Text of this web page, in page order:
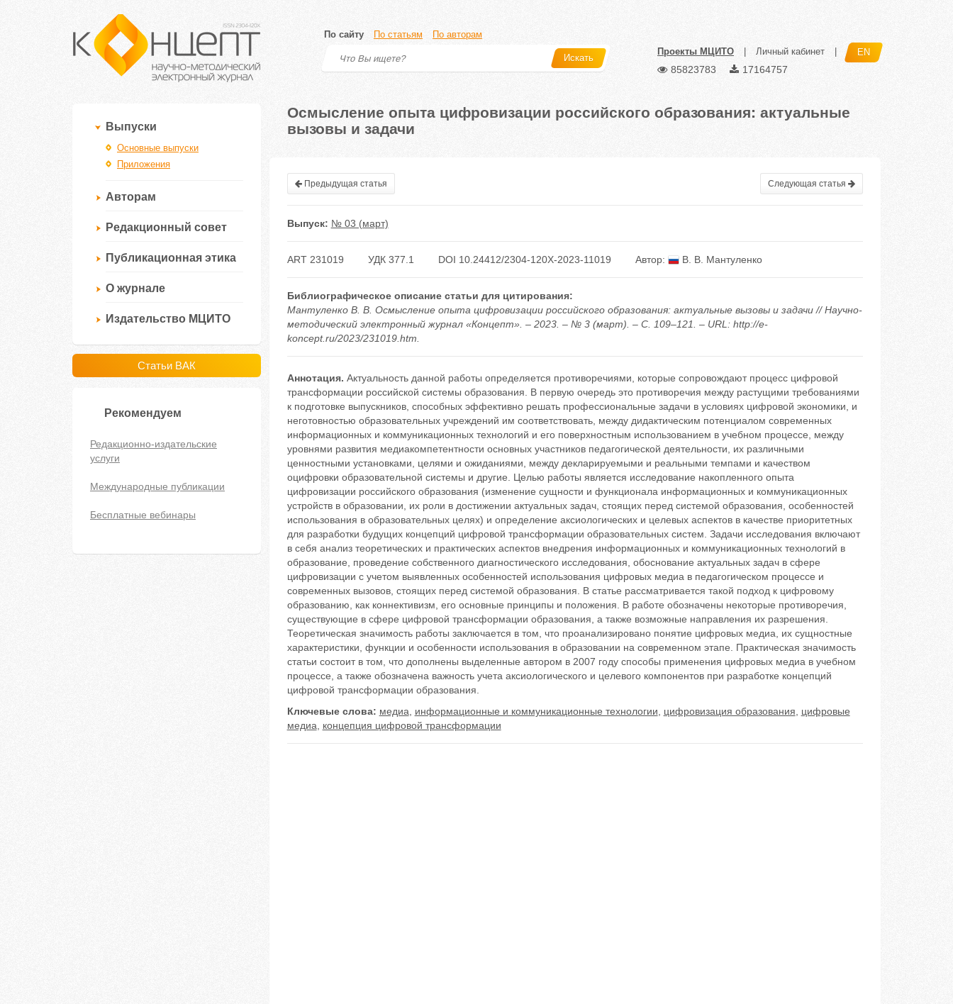
По сайту По статьям По авторам
Искать
Проекты МЦИТО Личный кабинет EN
85823783 17164757
Выпуски
Основные выпуски
Приложения
Авторам
Редакционный совет
Публикационная этика
О журнале
Издательство МЦИТО
Статьи ВАК
Рекомендуем
Редакционно-издательские
услуги
Международные публикации
Бесплатные вебинары
Осмысление опыта цифровизации российского образования: актуальные
вызовы и задачи
Предыдущая статья Следующая статья
Выпуск: № 03 (март)
ART 231019 УДК 377.1 DOI 10.24412/2304-120X-2023-11019 Автор: В. В. Мантуленко
Библиографическое описание статьи для цитирования:
Мантуленко В. В. Осмысление опыта цифровизации российского образования: актуальные вызовы и задачи // Научно-
методический электронный журнал «Концепт». – 2023. – № 3 (март). – С. 109–121. – URL: http://e-
koncept.ru/2023/231019.htm.
Аннотация. Актуальность данной работы определяется противоречиями, которые сопровождают процесс цифровой
трансформации российской системы образования. В первую очередь это противоречия между растущими требованиями
к подготовке выпускников, способных эффективно решать профессиональные задачи в условиях цифровой экономики, и
неготовностью образовательных учреждений им соответствовать, между дидактическим потенциалом современных
информационных и коммуникационных технологий и его поверхностным использованием в учебном процессе, между
уровнями развития медиакомпетентности основных участников педагогической деятельности, их различными
ценностными установками, целями и ожиданиями, между декларируемыми и реальными темпами и качеством
оцифровки образовательной системы и другие. Целью работы является исследование накопленного опыта
цифровизации российского образования (изменение сущности и функционала информационных и коммуникационных
устройств в образовании, их роли в достижении актуальных задач, стоящих перед системой образования, особенностей
использования в образовательных целях) и определение аксиологических и целевых аспектов в качестве приоритетных
для разработки будущих концепций цифровой трансформации образовательных систем. Задачи исследования включают
в себя анализ теоретических и практических аспектов внедрения информационных и коммуникационных технологий в
образование, проведение собственного диагностического исследования, обоснование актуальных задач в сфере
цифровизации с учетом выявленных особенностей использования цифровых медиа в педагогическом процессе и
современных вызовов, стоящих перед системой образования. В статье рассматривается такой подход к цифровому
образованию, как коннективизм, его основные принципы и положения. В работе обозначены некоторые противоречия,
существующие в сфере цифровой трансформации образования, а также возможные направления их разрешения.
Теоретическая значимость работы заключается в том, что проанализировано понятие цифровых медиа, их сущностные
характеристики, функции и особенности использования в образовании на современном этапе. Практическая значимость
статьи состоит в том, что дополнены выделенные автором в 2007 году способы применения цифровых медиа в учебном
процессе, а также обозначена важность учета аксиологического и целевого компонентов при разработке концепций
цифровой трансформации образования.
Ключевые слова: медиа информационные и коммуникационные технологии цифровизация образования
цифровые
медиа
концепция цифровой трансформации